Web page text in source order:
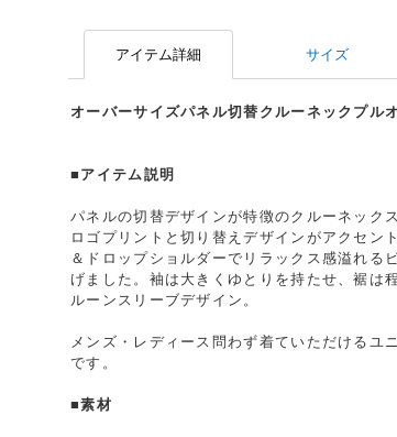
アイテム詳細 サイズ
オーバーサイズパネル切替クルーネックプル
■アイテム説明
パネルの切替デザインが特徴のクルーネック
ロゴプリントと切り替えデザインがアクセン
＆ドロップショルダーでリラックス感溢れる
げました。袖は大きくゆとりを持たせ、裾は
ルーンスリーブデザイン。
メンズ・レディース問わず着ていただけるユ
です。
■素材